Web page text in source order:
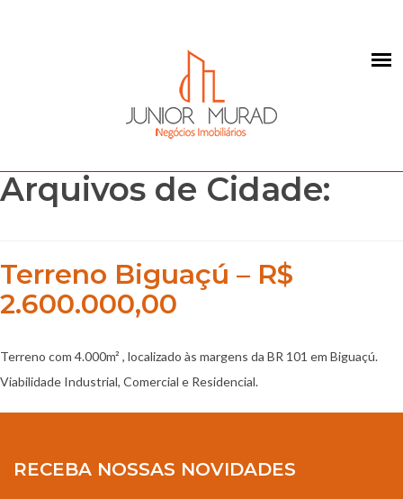
Arquivos de Cidade:
Terreno Biguaçú – R$
2.600.000,00
Terreno com 4.000m² , localizado às margens da BR 101 em Biguaçú.
Viabilidade Industrial, Comercial e Residencial.
RECEBA NOSSAS NOVIDADES